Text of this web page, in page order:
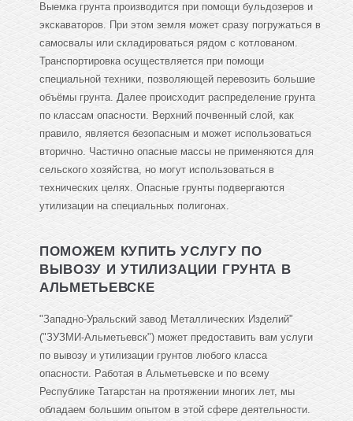
Выемка грунта производится при помощи бульдозеров и
экскаваторов. При этом земля может сразу погружаться в
самосвалы или складироваться рядом с котлованом.
Транспортировка осуществляется при помощи
специальной техники, позволяющей перевозить большие
объёмы грунта. Далее происходит распределение грунта
по классам опасности. Верхний почвенный слой, как
правило, является безопасным и может использоваться
вторично. Частично опасные массы не применяются для
сельского хозяйства, но могут использоваться в
технических целях. Опасные грунты подвергаются
утилизации на специальных полигонах.
ПОМОЖЕМ КУПИТЬ УСЛУГУ ПО
ВЫВОЗУ И УТИЛИЗАЦИИ ГРУНТА В
АЛЬМЕТЬЕВСКЕ
"Западно-Уральский завод Металлических Изделий"
("ЗУЗМИ-Альметьевск") может предоставить вам услуги
по вывозу и утилизации грунтов любого класса
опасности. Работая в Альметьевске и по всему
Республике Татарстан на протяжении многих лет, мы
обладаем большим опытом в этой сфере деятельности.